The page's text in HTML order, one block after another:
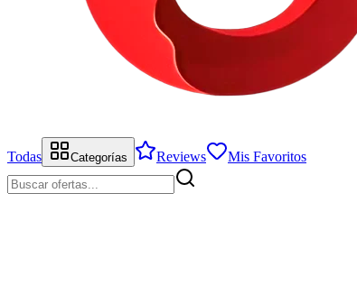
Todas
Categorías Reviews Mis Favoritos